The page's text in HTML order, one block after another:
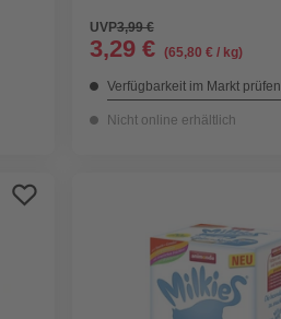
UVP3,99 €
3,29 € (65,80 € / kg)
Verfügbarkeit im Markt prüfen
Nicht online erhältlich